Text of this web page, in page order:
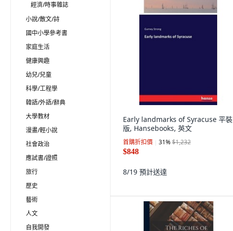
經濟/時事雜誌
小說/散文/詩
國中小學參考書
家庭生活
健康興趣
幼兒/兒童
科學/工程學
韓語/外語/辭典
大學教材
漫畫/輕小說
社會政治
應試書/證照
旅行
歷史
藝術
人文
自我開發
Early landmarks of Syracuse 平裝
版, Hansebooks, 英文
首購折扣價 31%$1,232
$848
8/19 預計送達